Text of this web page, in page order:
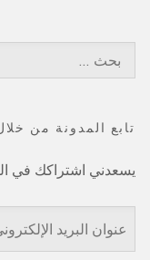
تابع المدونة من
يسعدني اشتراكك في
عنوان
البريد